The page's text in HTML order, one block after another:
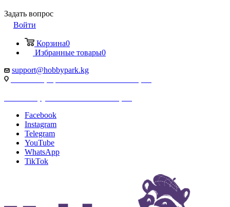
Задать вопрос
Войти
Корзина0
Избранные товары0
support@hobbypark.kg
Facebook
Instagram
Telegram
YouTube
WhatsApp
TikTok